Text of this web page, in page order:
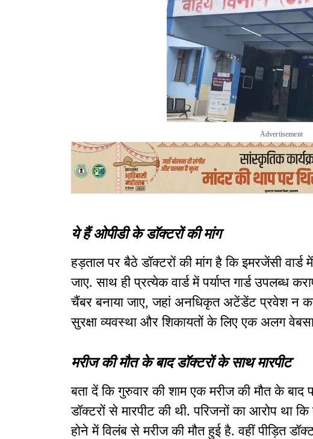
Advertisement
ये हैं ओपीडी के डॉक्टरों की मांग
हड़ताल पर बैठे डॉक्टरों की मांग है कि इमरजेंसी वार्ड
जाए. साथ ही प्रत्येक वार्ड में पर्याप्त गार्ड
चैंबर बनाया जाए, जहां अनधिकृत अटेंडेंट प्रवेश न
सुरक्षा व्यवस्था और शिकायतों के लिए एक अलग
मरीज की मौत के बाद डॉक्टरों के साथ मारपीट
बता दें कि गुरुवार की शाम एक मरीज की मौत के बाद
डॉक्टरों से मारपीट की थी. परिजनों का आरोप था
होने में विलंब से मरीज की मौत हुई है. वहीं पीड़ित